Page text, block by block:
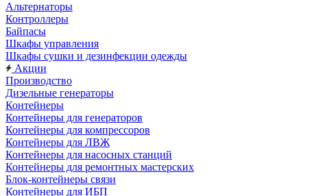
Альтернаторы
Контроллеры
Байпасы
Шкафы управления
Шкафы сушки и дезинфекции одежды
Акции
Производство
Дизельные генераторы
Контейнеры
Контейнеры для генераторов
Контейнеры для компрессоров
Контейнеры для ЛВЖ
Контейнеры для насосных станций
Контейнеры для ремонтных мастерских
Блок-контейнеры связи
Контейнеры для ИБП